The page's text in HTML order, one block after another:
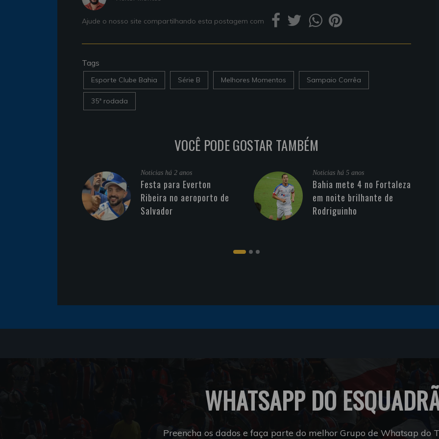
Ajude o nosso site compartilhando esta postagem com
Tags
Esporte Clube Bahia Série B Melhores Momentos Sampaio Corrêa
35ª rodada
VOCÊ PODE GOSTAR TAMBÉM
Noticias há 2 anos
Festa para Everton
Ribeira no aeroporto de
Salvador
Noticias há 5 anos
Bahia mete 4 no Fortaleza
em noite brilhante de
Rodriguinho
WHATSAPP DO
Preencha os dados e faça parte do melhor Grupo de Whatsap do